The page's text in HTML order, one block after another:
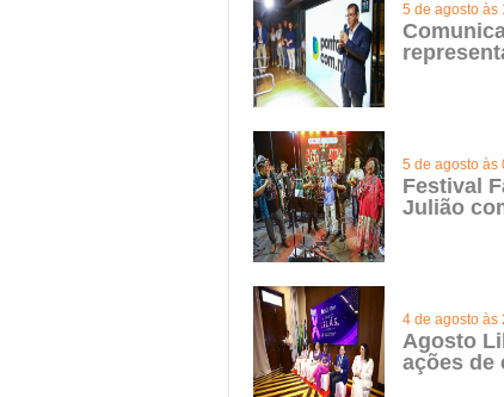
5 de agosto às
5 de agosto às
Festival
Julião
4 de agosto às
Agosto
ações de